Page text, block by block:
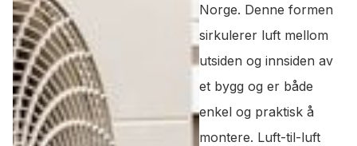
Norge. Denne formen
sirkulerer luft mellom
utsiden og innsiden av
et bygg og er både
enkel og praktisk å
montere. Luft-til-luft